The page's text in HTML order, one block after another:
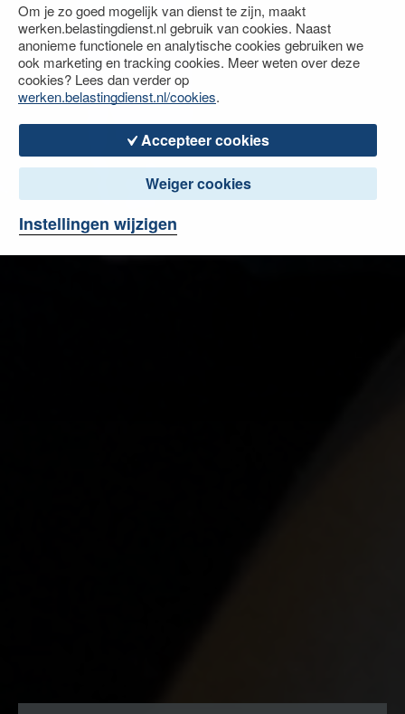
Om je zo goed mogelijk van dienst te zijn, maakt
werken.belastingdienst.nl gebruik van cookies. Naast
anonieme functionele en analytische cookies gebruiken we
ook marketing en tracking cookies. Meer weten over deze
cookies? Lees dan verder op
werken.belastingdienst.nl/cookies.
Accepteer cookies
Weiger cookies
Instellingen wijzigen